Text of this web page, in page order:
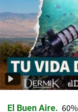
El Buen Aire